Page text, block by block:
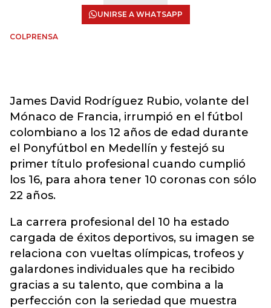
UNIRSE A WHATSAPP
COLPRENSA
James David Rodríguez Rubio, volante del
Mónaco de Francia, irrumpió en el fútbol
colombiano a los 12 años de edad durante
el Ponyfútbol en Medellín y festejó su
primer título profesional cuando cumplió
los 16, para ahora tener 10 coronas con sólo
22 años.
La carrera profesional del 10 ha estado
cargada de éxitos deportivos, su imagen se
relaciona con vueltas olímpicas, trofeos y
galardones individuales que ha recibido
gracias a su talento, que combina a la
perfección con la seriedad que muestra